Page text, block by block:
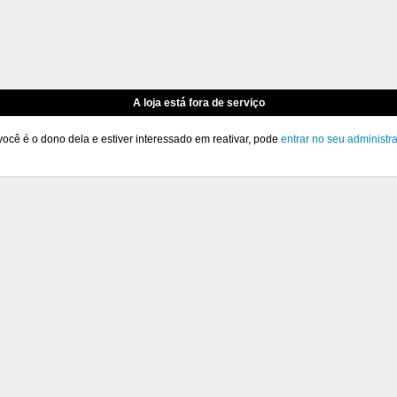
A loja está fora de serviço
é o dono dela e estiver interessado em reativar, pode entrar no seu